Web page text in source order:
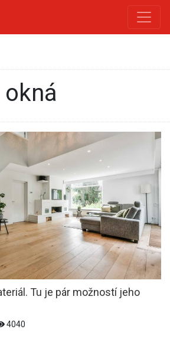
okná
Tu je pár možností jeho
4040